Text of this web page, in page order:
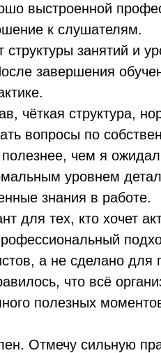
выстроенной
к слушателям.
структуры занятий и
завершения
чёткая структура,
вопросы по
чем я
уровнем
знания в работе.
для тех, кто хочет
а не сделано для
что всё
полезных
Отмечу сильную